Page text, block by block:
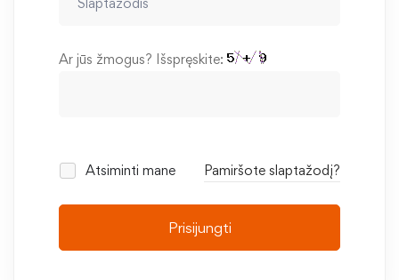
Ar jūs žmogus? Išspręskite:
Atsiminti mane Pamiršote slaptažodį?
Prisijungti